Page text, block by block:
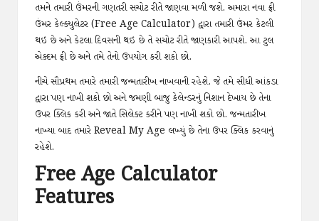
તમને તમારી ઉંમરની ગણતરી સચોટ રીતે જાણવા મળી જશે. અમારા નવા ફ્રી
ઉંમર કેલ્ક્યુલેટર (Free Age Calculator) દ્વારા તમારી ઉંમર કેટલી
થઇ છે અને કેટલા દિવસની થઇ છે તે સચોટ રીતે જાણકારી આપશે. આ ટુલ
એક્દમ ફ્રી છે અને તમે તેનો ઉપયોગ કરી શકો છો.
નીચે સૌપ્રથમ તમારે તમારી જન્મતારીખ નાખવાની રહેશે. જે તમે સીધી આંકડા
દ્વારા પણ નાખી શકો છો અને જમણી બાજુ કેલેન્ડરનું નિશાન દેખાય છે તેના
ઉપર ક્લિક કરી અને જાતે સિલેક્ટ કરીને પણ નાખી શકો છો. જન્મતારીખ
નાખ્યા બાદ તમારે Reveal My Age લખ્યું છે તેના ઉપર ક્લિક કરવાનું
રહેશે.
Free Age Calculator
Features